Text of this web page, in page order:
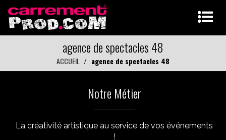
agence de spectacles 48
ACCUEIL agence de spectacles 48
Notre Métier
La créativité artistique au service de vos événements
!